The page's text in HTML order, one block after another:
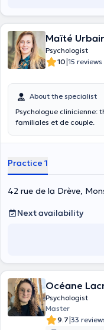
Maïté
Psychologist
10|15 reviews
About the specialist
Psychologue clinicienne:
familiales et de couple.
Practice 1
42 rue de la Drève,
Next availability
Océane
Psychologist
Master
9.7|33